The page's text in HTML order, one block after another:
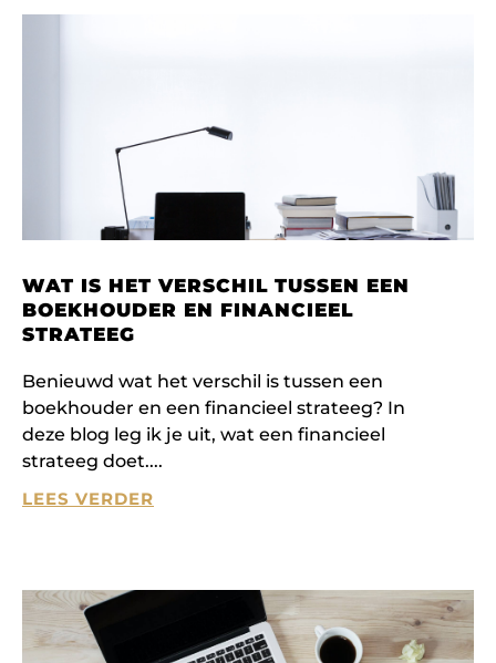
WAT IS HET VERSCHIL TUSSEN EEN
BOEKHOUDER EN FINANCIEEL
STRATEEG
Benieuwd wat het verschil is tussen een
boekhouder en een financieel strateeg? In
deze blog leg ik je uit, wat een financieel
strateeg doet.
LEES VERDER